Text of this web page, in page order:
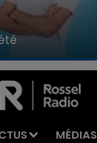
L'ÉTÉ
MÉDIAS